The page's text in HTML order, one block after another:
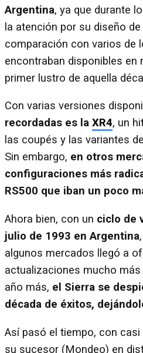
Argentina, ya que durante
la atención por su diseño
comparación con varios de
encontraban disponibles en
primer lustro de aquella
Con varias versiones
recordadas es la XR4, un
las coupés y las variantes
Sin embargo, en otros
configuraciones más
RS500 que iban un poco
Ahora bien, con un ciclo de
julio de 1993 en Argentina
algunos mercados llegó a
actualizaciones mucho
año más, el Sierra se
década de éxitos,
Así pasó el tiempo, con
su sucesor (Mondeo) en